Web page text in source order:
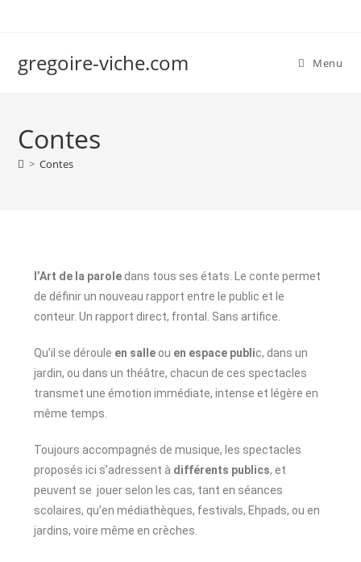
gregoire-viche.com Menu
Contes
> Contes
l’Art de la parole dans tous ses états. Le conte permet
de définir un nouveau rapport entre le public et le
conteur. Un rapport direct, frontal. Sans artifice.
Qu’il se déroule en salle ou en espace public, dans un
jardin, ou dans un théâtre, chacun de ces spectacles
transmet une émotion immédiate, intense et légère en
même temps.
Toujours accompagnés de musique, les spectacles
proposés ici s’adressent à différents publics, et
peuvent se jouer selon les cas, tant en séances
scolaires, qu’en médiathèques, festivals, Ehpads, ou en
jardins, voire même en crèches.